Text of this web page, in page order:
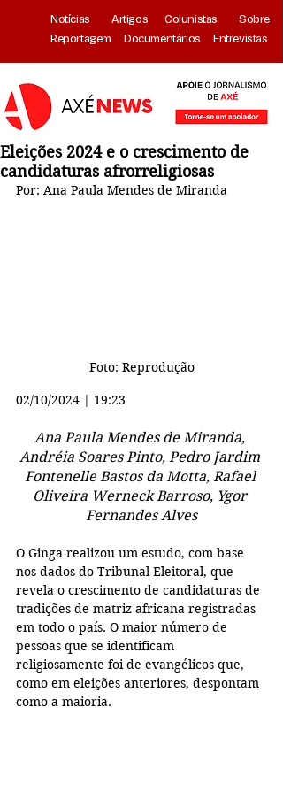
Notícias Artigos Colunistas
Sobre
Reportagem
Documentários Entrevistas
Eleições 2024 e o crescimento de
candidaturas afrorreligiosas
Por: Ana Paula Mendes de Miranda
Foto: Reprodução
02/10/2024 | 19:23
Ana Paula Mendes de Miranda,
Andréia Soares Pinto, Pedro Jardim
Fontenelle Bastos da Motta, Rafael
Oliveira Werneck Barroso, Ygor
Fernandes Alves
O Ginga realizou um estudo, com base
nos dados do Tribunal Eleitoral, que
revela o crescimento de candidaturas de
tradições de matriz africana registradas
em todo o país. O maior número de
pessoas que se identificam
religiosamente foi de evangélicos que,
como em eleições anteriores, despontam
como a maioria.